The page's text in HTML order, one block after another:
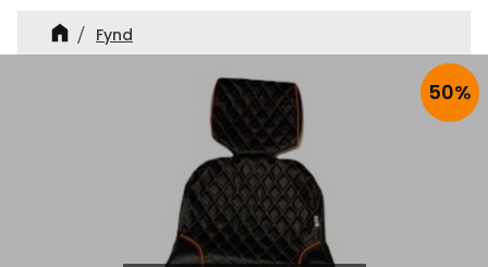
Fynd
50%